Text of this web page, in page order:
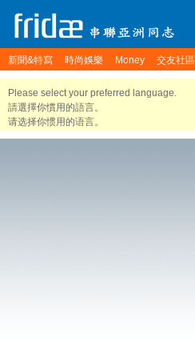
新聞&特寫 時尚娛樂 Money 交友社區
Please select your preferred language.
請選擇你慣用的語言。
请选择你惯用的语言。